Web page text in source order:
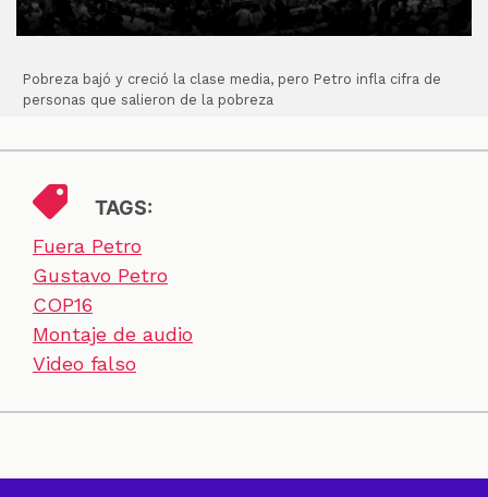
Pobreza bajó y creció la clase media, pero Petro infla cifra de
personas que salieron de la pobreza
TAGS:
Fuera Petro
Gustavo Petro
COP16
Montaje de audio
Video falso